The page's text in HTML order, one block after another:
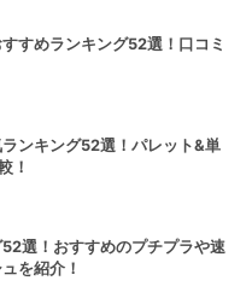
すめランキング52選！口コミ
ンキング52選！パレット&単
！
選！おすすめのプチプラや速
を紹介！